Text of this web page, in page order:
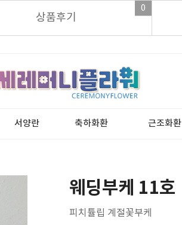
가입시 적립금 3,000원 바로지급!
서양란 축하화환 근조화환
웨딩부케 11호
피치튤립 계절꽃부케
상품후기
0